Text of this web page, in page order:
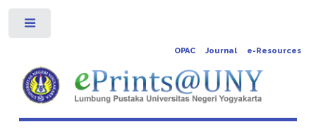
OPAC Journal e-Resources